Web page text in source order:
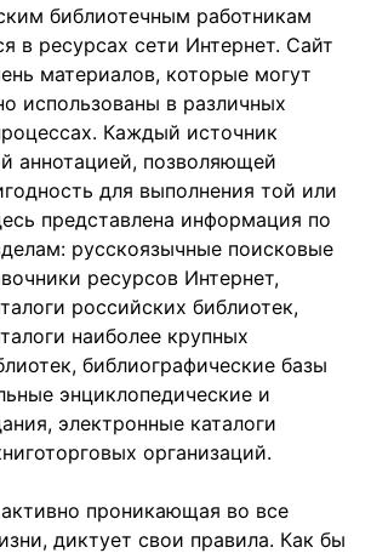
библиотечным работникам
в ресурсах сети Интернет. Сайт
материалов, которые могут
использованы в различных
Каждый источник
аннотацией, позволяющей
для выполнения той или
представлена информация по
русскоязычные поисковые
ресурсов Интернет,
российских библиотек,
наиболее крупных
библиографические базы
энциклопедические и
электронные каталоги
организаций.
проникающая во все
диктует свои правила. Как бы